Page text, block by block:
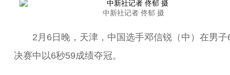
中新社记者 佟郁 摄
2月6日晚，天津，中国选手邓信锐（中）在男子
决赛中以6秒59成绩夺冠。